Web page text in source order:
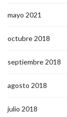
mayo 2021
octubre 2018
septiembre 2018
agosto 2018
julio 2018